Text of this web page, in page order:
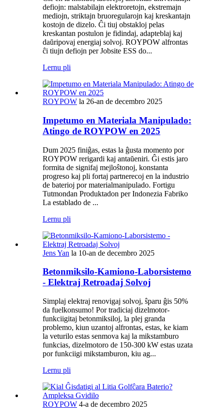
defiojn: malstabilajn elektroretojn, ekstremajn
mediojn, striktajn bruoregularojn kaj kreskantajn
kostojn de dizelo. Ĉi tiuj obstakloj pelas
kreskantan postulon je fidindaj, adapteblaj kaj
daŭripovaj energiaj solvoj. ROYPOW alfrontas
ĉi tiujn defiojn per Jobsite ESS do...
Lernu pli
ROYPOW la 26-an de decembro 2025
Impetumo en Materiala Manipulado:
Atingo de ROYPOW en 2025
Dum 2025 finiĝas, estas la ĝusta momento por
ROYPOW rerigardi kaj antaŭeniri. Ĝi estis jaro
formita de signifaj mejloŝtonoj, konstanta
progreso kaj pli fortaj partnerecoj en la industrio
de baterioj por materialmanipulado. Fortigu
Tutmondan Produktadon per Indonezia Fabriko
La establado de ...
Lernu pli
Jens Yan la 10-an de decembro 2025
Betonmiksilo-Kamiono-Laborsistemo
- Elektraj Retroadaj Solvoj
Simplaj elektraj renovigaj solvoj, ŝparu ĝis 50%
da fuelkonsumo! Por tradiciaj dizelmotor-
funkciigitaj betonmiksiloj, la plej granda
problemo, kiun uzantoj alfrontas, estas, ke kiam
la veturilo estas senmova kaj la mikstamburo
funkcias, dizelmotoro de 150-300 kW estas uzata
por funkciigi mikstamburon, kiu ag...
Lernu pli
ROYPOW 4-a de decembro 2025